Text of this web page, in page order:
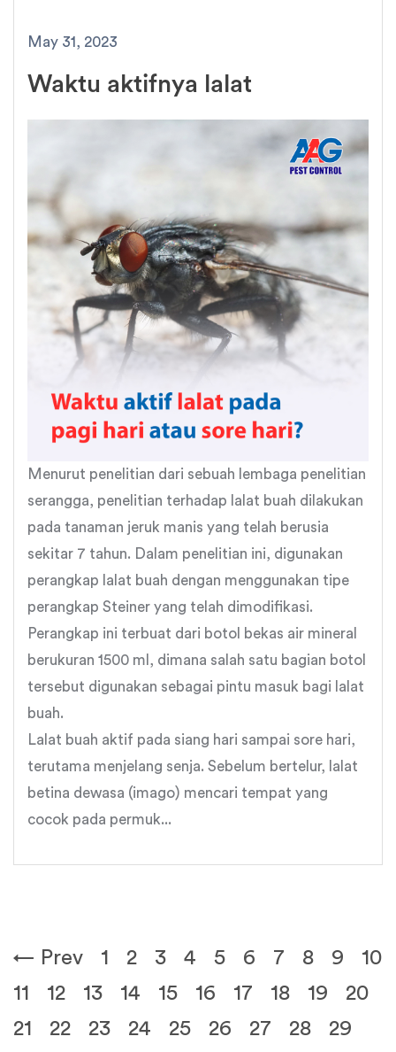
May 31, 2023
Waktu aktifnya lalat
Menurut penelitian dari sebuah lembaga penelitian
serangga, penelitian terhadap lalat buah dilakukan
pada tanaman jeruk manis yang telah berusia
sekitar 7 tahun. Dalam penelitian ini, digunakan
perangkap lalat buah dengan menggunakan tipe
perangkap Steiner yang telah dimodifikasi.
Perangkap ini terbuat dari botol bekas air mineral
berukuran 1500 ml, dimana salah satu bagian botol
tersebut digunakan sebagai pintu masuk bagi lalat
buah.
Lalat buah aktif pada siang hari sampai sore hari,
terutama menjelang senja. Sebelum bertelur, lalat
betina dewasa (imago) mencari tempat yang
cocok pada permuk...
← Prev 1 2 3 4 5 6 7 8 9
10
11
12 13 14 15 16 17 18 19
20
21
22 23 24 25 26 27 28
29